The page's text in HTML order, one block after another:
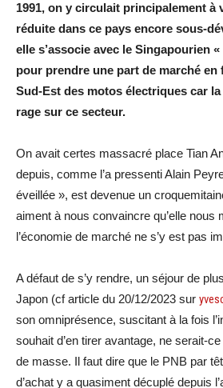
1991, on y circulait principalement à
réduite dans ce pays encore sous-
elle s’associe avec le Singapourien
pour prendre une part de marché en
Sud-Est des motos électriques car
rage sur ce secteur.
On avait certes massacré place Tian
depuis, comme l’a pressenti Alain
éveillée », est devenue un
aiment à nous convaincre qu’elle nous
l’économie de marché ne s’y est pas
A défaut de s’y rendre, un séjour de
Japon (cf article du 20/12/2023 sur
son omniprésence, suscitant à la fois
souhait d’en tirer avantage, ne serait-
de masse. Il faut dire que le PNB par
d’achat y a quasiment décuplé depuis